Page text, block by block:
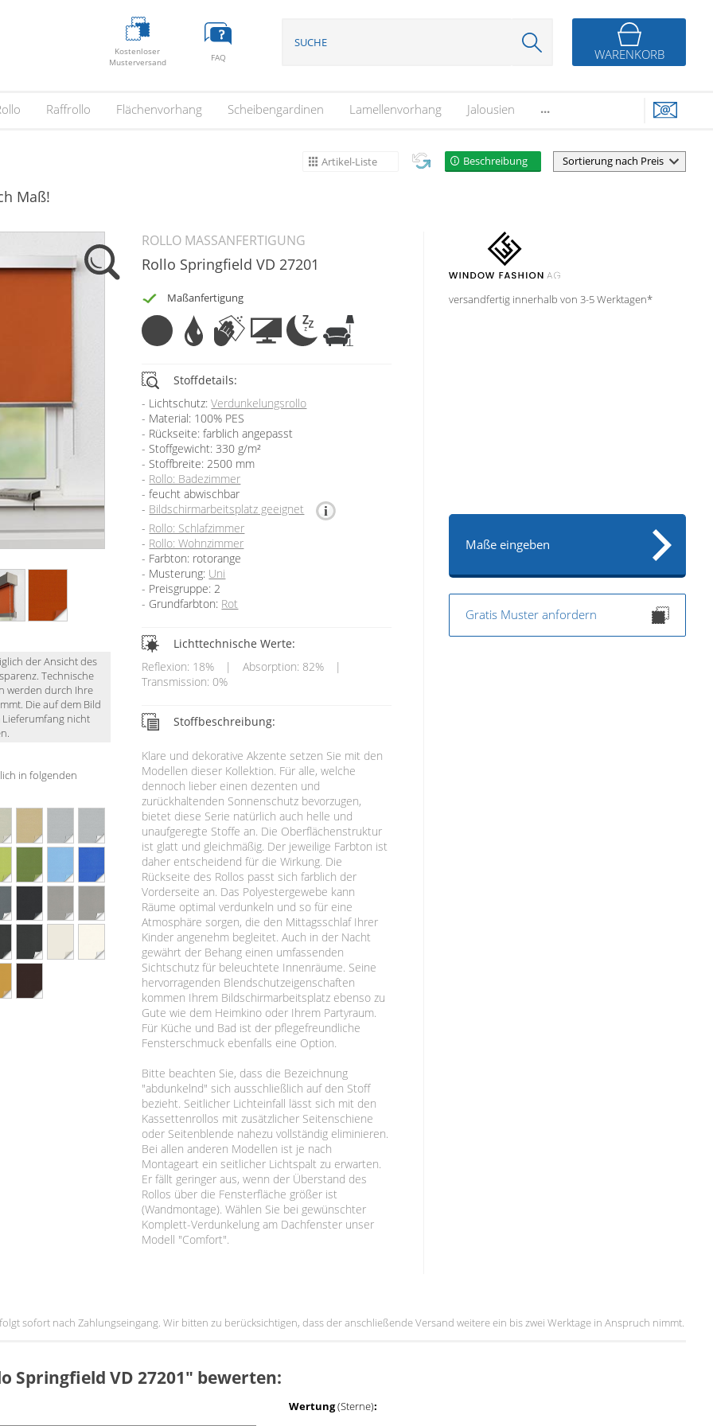
Kostenloser
Musterversand
FAQ WARENKORB
Raffrollo Flächenvorhang Scheibengardinen Lamellenvorhang Jalousien ...
Artikel-Liste Beschreibung
Maß!
der Ansicht des
Technische
werden durch Ihre
Die auf dem Bild
Lieferumfang nicht
in folgenden
ROLLO MASSANFERTIGUNG
Rollo Springfield VD 27201
Maßanfertigung
Stoffdetails:
Lichtschutz:Verdunkelungsrollo
Material: 100% PES
Rückseite: farblich angepasst
Stoffgewicht: 330 g/m²
Stoffbreite: 2500 mm
Rollo: Badezimmer
feucht abwischbar
Bildschirmarbeitsplatz geeignet
Rollo: Schlafzimmer
Rollo: Wohnzimmer
Farbton: rotorange
Musterung: Uni
Preisgruppe: 2
Grundfarbton: Rot
Lichttechnische Werte:
Reflexion: 18%
| Absorption: 82%
|
Transmission: 0%
Stoffbeschreibung:
Klare und dekorative Akzente setzen Sie mit den
Modellen dieser Kollektion. Für alle, welche
dennoch lieber einen dezenten und
zurückhaltenden Sonnenschutz bevorzugen,
bietet diese Serie natürlich auch helle und
unaufgeregte Stoffe an. Die Oberflächenstruktur
ist glatt und gleichmäßig. Der jeweilige Farbton ist
daher entscheidend für die Wirkung. Die
Rückseite des Rollos passt sich farblich der
Vorderseite an. Das Polyestergewebe kann
Räume optimal verdunkeln und so für eine
Atmosphäre sorgen, die den Mittagsschlaf Ihrer
Kinder angenehm begleitet. Auch in der Nacht
gewährt der Behang einen umfassenden
Sichtschutz für beleuchtete Innenräume. Seine
hervorragenden Blendschutzeigenschaften
kommen Ihrem Bildschirmarbeitsplatz ebenso zu
Gute wie dem Heimkino oder Ihrem Partyraum.
Für Küche und Bad ist der pflegefreundliche
Fensterschmuck ebenfalls eine Option.
Bitte beachten Sie, dass die Bezeichnung
"abdunkelnd" sich ausschließlich auf den Stoff
bezieht. Seitlicher Lichteinfall lässt sich mit den
Kassettenrollos mit zusätzlicher Seitenschiene
oder Seitenblende nahezu vollständig eliminieren.
Bei allen anderen Modellen ist je nach
Montageart ein seitlicher Lichtspalt zu erwarten.
Er fällt geringer aus, wenn der Überstand des
Rollos über die Fensterfläche größer ist
(Wandmontage). Wählen Sie bei gewünschter
Komplett-Verdunkelung am Dachfenster unser
Modell "Comfort".
versandfertig innerhalb von 3-5 Werktagen*
Maße eingeben
Gratis Muster anfordern
sofort nach Zahlungseingang. Wir bitten zu berücksichtigen, dass der anschließende Versand weitere ein bis zwei Werktage in Anspruch nimmt.
Springfield VD 27201" bewerten:
Wertung(Sterne):